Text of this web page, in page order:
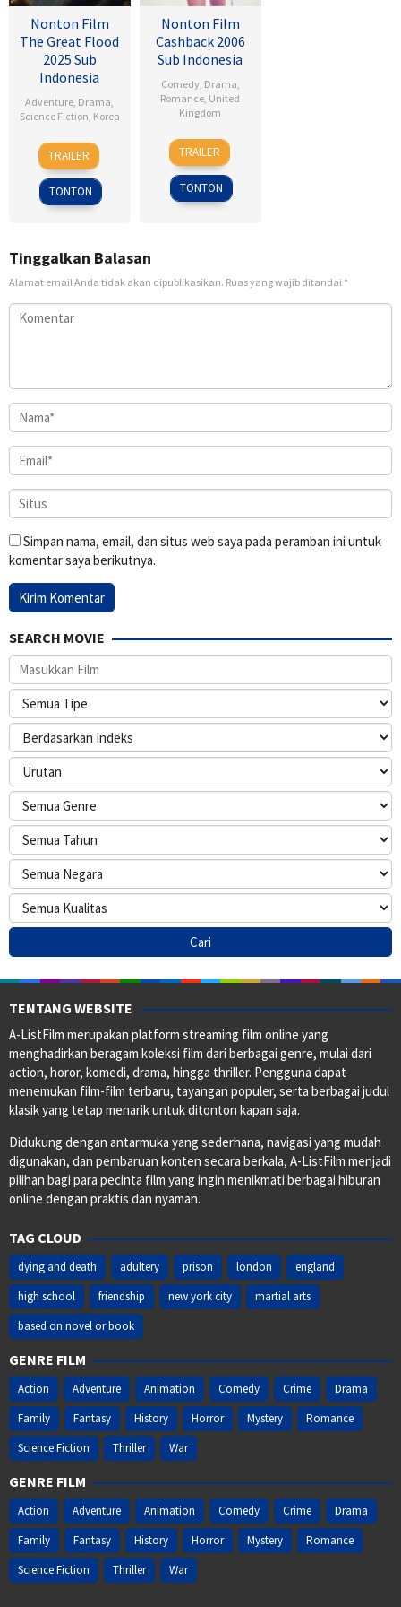
Nonton Film
The Great Flood
2025 Sub
Indonesia
Adventure, Drama,
Science Fiction, Korea
18
Sep
2025
Kim
Byung-
woo
TRAILER
TONTON
Nonton Film
Cashback 2006
Sub Indonesia
Comedy, Drama,
Romance, United
Kingdom
17
Jan
2007
Sean
Ellis
TRAILER
TONTON
Tinggalkan Balasan
Alamat email Anda tidak akan dipublikasikan. Ruas yang wajib ditandai *
Simpan nama, email, dan situs web saya pada peramban ini untuk
komentar saya berikutnya.
SEARCH MOVIE
TENTANG WEBSITE
A-ListFilm merupakan platform streaming film online yang
menghadirkan beragam koleksi film dari berbagai genre, mulai dari
action, horor, komedi, drama, hingga thriller. Pengguna dapat
menemukan film-film terbaru, tayangan populer, serta berbagai judul
klasik yang tetap menarik untuk ditonton kapan saja.
Didukung dengan antarmuka yang sederhana, navigasi yang mudah
digunakan, dan pembaruan konten secara berkala, A-ListFilm menjadi
pilihan bagi para pecinta film yang ingin menikmati berbagai hiburan
online dengan praktis dan nyaman.
TAG CLOUD
dying and death adultery prison london
england
high school
friendship new york city
martial arts
based on novel or book
GENRE FILM
Action Adventure Animation Comedy Crime
Drama
Family
Fantasy History Horror Mystery
Romance
Science Fiction
Thriller War
GENRE FILM
Action Adventure Animation Comedy Crime
Drama
Family
Fantasy History Horror Mystery
Romance
Science Fiction
Thriller War